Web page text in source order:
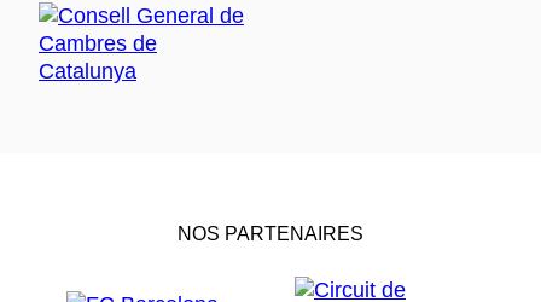
NOS PARTENAIRES